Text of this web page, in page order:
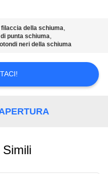
della schiuma,
punta schiuma,
neri della schiuma